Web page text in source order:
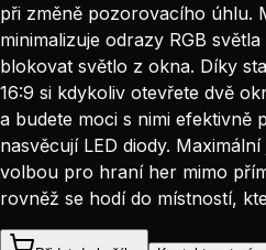
při změně pozorovacího úhlu.
minimalizuje odrazy RGB
blokovat světlo z okna. Díky
16:9 si kdykoliv otevřete dvě
a budete moci s nimi efektivně
nasvěcují LED diody.
volbou pro hraní her mimo
rovněž se hodí do místností,